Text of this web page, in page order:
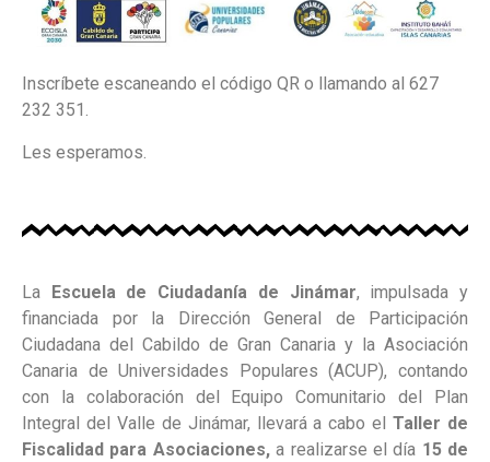
Inscríbete escaneando el código QR o llamando al 627
232 351.
Les esperamos.
La Escuela de Ciudadanía de Jinámar, impulsada y
financiada por la Dirección General de Participación
Ciudadana del Cabildo de Gran Canaria y la Asociación
Canaria de Universidades Populares (ACUP), contando
con la colaboración del Equipo Comunitario del Plan
Integral del Valle de Jinámar, llevará a cabo elTaller de
Fiscalidad para Asociaciones,a realizarse el día 15 de